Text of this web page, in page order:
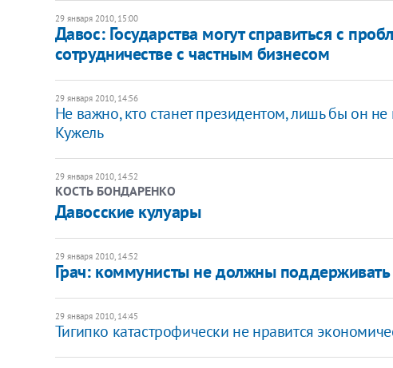
29 января 2010, 15:00
Давос: Государства могут справиться с
сотрудничестве с частным бизнесом
29 января 2010, 14:56
Не важно, кто станет президентом, лишь бы он
Кужель
29 января 2010, 14:52
КОСТЬ БОНДАРЕНКО
Давосские кулуары
29 января 2010, 14:52
Грач: коммунисты не должны поддерживать
29 января 2010, 14:45
Тигипко катастрофически не нравится